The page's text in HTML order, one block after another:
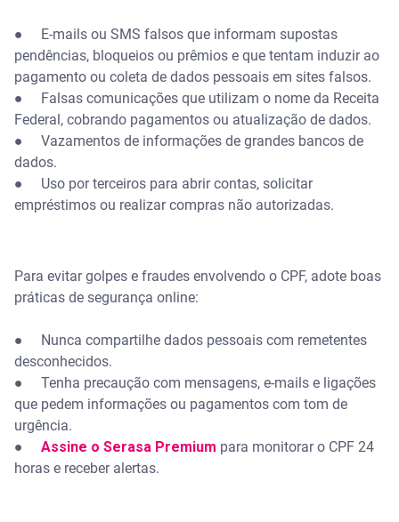
● E-mails ou SMS falsos que informam supostas
pendências, bloqueios ou prêmios e que tentam induzir ao
pagamento ou coleta de dados pessoais em sites falsos.
● Falsas comunicações que utilizam o nome da Receita
Federal, cobrando pagamentos ou atualização de dados.
● Vazamentos de informações de grandes bancos de
dados.
● Uso por terceiros para abrir contas, solicitar
empréstimos ou realizar compras não autorizadas.
Para evitar golpes e fraudes envolvendo o CPF, adote boas
práticas de segurança online:
● Nunca compartilhe dados pessoais com remetentes
desconhecidos.
● Tenha precaução com mensagens, e-mails e ligações
que pedem informações ou pagamentos com tom de
urgência.
● Assine o Serasa Premium para monitorar o CPF 24
horas e receber alertas.